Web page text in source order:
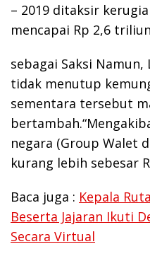
– 2019 ditaksir
mencapai Rp 2,6
sebagai Saksi
tidak menutup
sementara tersebut
negara (Group Walet
kurang lebih sebesar
Baca juga : Kepala
Beserta Jajaran Ikuti
Secara Virtual